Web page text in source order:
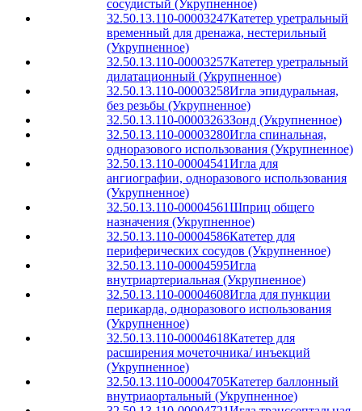
сосудистый (Укрупненное)
32.50.13.110-00003247Катетер уретральный
временный для дренажа, нестерильный
(Укрупненное)
32.50.13.110-00003257Катетер уретральный
дилатационный (Укрупненное)
32.50.13.110-00003258Игла эпидуральная,
без резьбы (Укрупненное)
32.50.13.110-00003263Зонд (Укрупненное)
32.50.13.110-00003280Игла спинальная,
одноразового использования (Укрупненное)
32.50.13.110-00004541Игла для
ангиографии, одноразового использования
(Укрупненное)
32.50.13.110-00004561Шприц общего
назначения (Укрупненное)
32.50.13.110-00004586Катетер для
периферических сосудов (Укрупненное)
32.50.13.110-00004595Игла
внутриартериальная (Укрупненное)
32.50.13.110-00004608Игла для пункции
перикарда, одноразового использования
(Укрупненное)
32.50.13.110-00004618Катетер для
расширения мочеточника/ инъекций
(Укрупненное)
32.50.13.110-00004705Катетер баллонный
внутриаортальный (Укрупненное)